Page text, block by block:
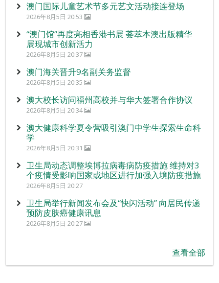
澳门国际儿童艺术节多元艺文活动接连登场
2026年8月5日 20:53
“澳门馆”再度亮相香港书展 荟萃本澳出版精华
展现城市创新活力
2026年8月5日 20:37
澳门海关晋升9名副关务监督
2026年8月5日 20:35
澳大校长访问福州高校并与华大签署合作协议
2026年8月5日 20:34
澳大健康科学夏令营吸引澳门中学生探索生命科
学
2026年8月5日 20:31
卫生局动态调整埃博拉病毒病防疫措施 维持对3
个疫情受影响国家或地区进行加强入境防疫措施
2026年8月5日 20:27
卫生局举行新闻发布会及“快闪活动” 向居民传递
预防皮肤癌健康讯息
2026年8月5日 20:27
查看全部